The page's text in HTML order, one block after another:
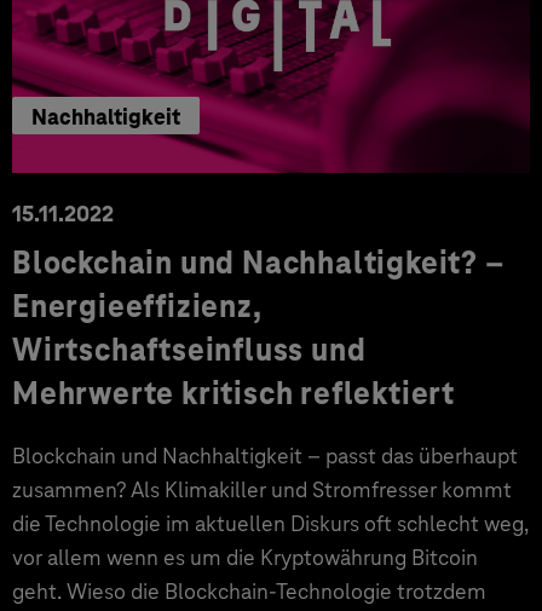
Nachhaltigkeit
15.11.2022
Blockchain und Nachhaltigkeit? –
Energieeffizienz,
Wirtschaftseinfluss und
Mehrwerte kritisch reflektiert
Blockchain und Nachhaltigkeit – passt das überhaupt
zusammen? Als Klimakiller und Stromfresser kommt
die Technologie im aktuellen Diskurs oft schlecht weg,
vor allem wenn es um die Kryptowährung Bitcoin
geht. Wieso die Blockchain-Technologie trotzdem